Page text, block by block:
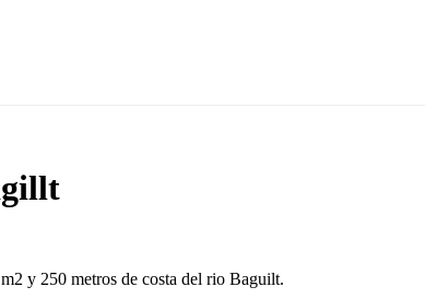
y 250 metros de costa del rio Baguilt.